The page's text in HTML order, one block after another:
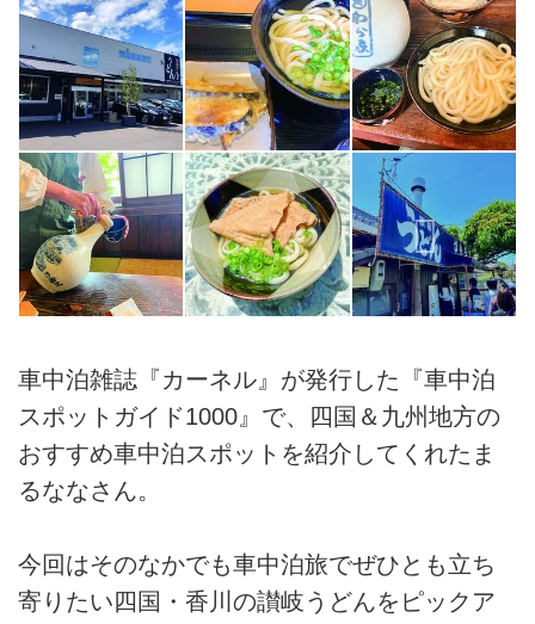
車中泊雑誌『カーネル』が発行した『車中泊
スポットガイド1000』で、四国＆九州地方の
おすすめ車中泊スポットを紹介してくれたま
るななさん。
今回はそのなかでも車中泊旅でぜひとも立ち
寄りたい四国・香川の讃岐うどんをピックア